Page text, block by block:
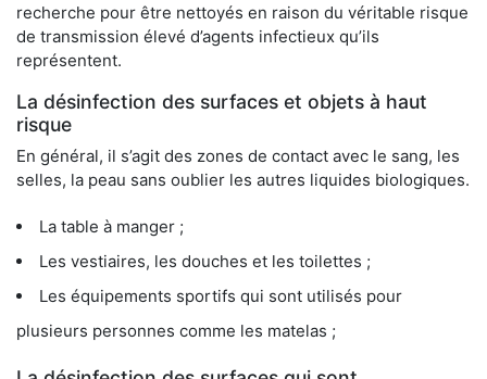
recherche pour être nettoyés en raison du véritable risque
de transmission élevé d’agents infectieux qu’ils
représentent.
La désinfection des surfaces et objets à haut
risque
En général, il s’agit des zones de contact avec le sang, les
selles, la peau sans oublier les autres liquides biologiques.
La table à manger ;
Les vestiaires, les douches et les toilettes ;
Les équipements sportifs qui sont utilisés pour
plusieurs personnes comme les matelas ;